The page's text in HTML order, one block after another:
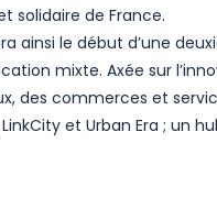
solidaire de France.
ainsi le début d’une
mixte. Axée sur
des commerces et
et Urban Era ; un